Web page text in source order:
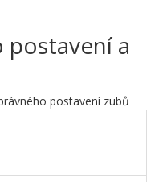
postavení a
postavení zubů